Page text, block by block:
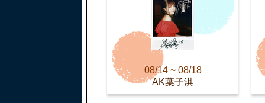
08/14 ~ 08/18
AK葉子淇